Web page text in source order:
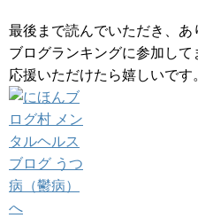
最後まで読んでいただき、あ
ブログランキングに参加して
応援いただけたら嬉しいです